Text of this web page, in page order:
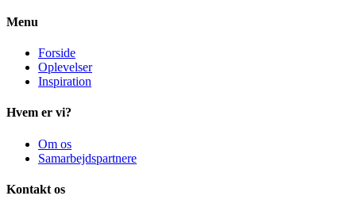
Menu
Forside
Oplevelser
Inspiration
Hvem er vi?
Om os
Samarbejdspartnere
Kontakt os